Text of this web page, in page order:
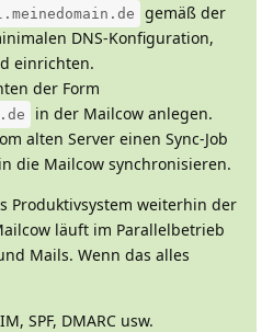
gemäß der
DNS-Konfiguration,
einrichten.
der Form
in der Mailcow anlegen.
alten Server einen Sync-Job
die Mailcow synchronisieren.
Produktivsystem weiterhin der
läuft im Parallelbetrieb
Mails. Wenn das alles
SPF, DMARC usw.